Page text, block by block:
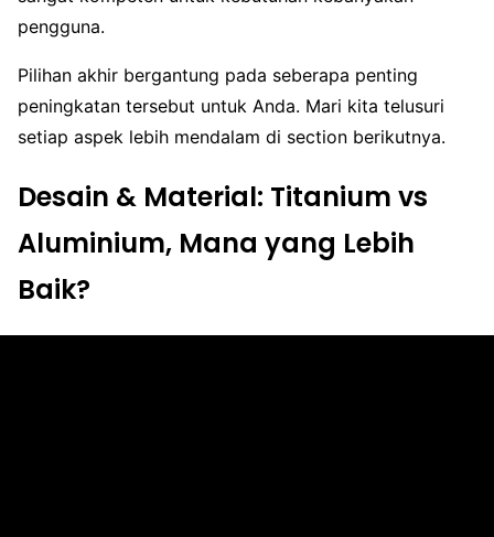
pengguna.
Pilihan akhir bergantung pada seberapa penting
peningkatan tersebut untuk Anda. Mari kita telusuri
setiap aspek lebih mendalam di section berikutnya.
Desain & Material: Titanium vs
Aluminium, Mana yang Lebih
Baik?